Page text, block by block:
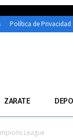
Política de Privacidad
ZARATE
League